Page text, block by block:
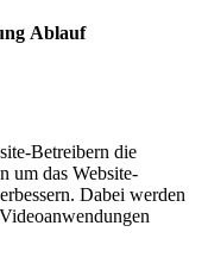
Ablauf
Betreibern die
um das Website-
Dabei werden